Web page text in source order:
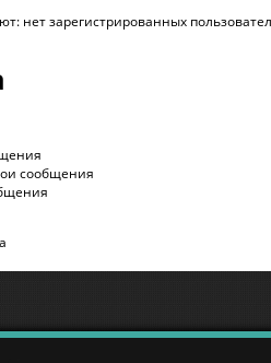
нет зарегистрированных
сообщения